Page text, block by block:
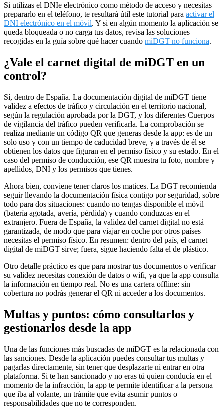
Si utilizas el DNIe electrónico como método de acceso y necesitas
prepararlo en el teléfono, te resultará útil este tutorial para activar el
DNI electrónico en el móvil. Y si en algún momento la aplicación se
queda bloqueada o no carga tus datos, revisa las soluciones
recogidas en la guía sobre qué hacer cuando miDGT no funciona.
¿Vale el carnet digital de miDGT en un
control?
Sí, dentro de España. La documentación digital de miDGT tiene
validez a efectos de tráfico y circulación en el territorio nacional,
según la regulación aprobada por la DGT, y los diferentes Cuerpos
de vigilancia del tráfico pueden verificarla. La comprobación se
realiza mediante un código QR que generas desde la app: es de un
solo uso y con un tiempo de caducidad breve, y a través de él se
obtienen los datos que figuran en el permiso físico y su estado. En el
caso del permiso de conducción, ese QR muestra tu foto, nombre y
apellidos, DNI y los permisos que tienes.
Ahora bien, conviene tener claros los matices. La DGT recomienda
seguir llevando la documentación física contigo por seguridad, sobre
todo para dos situaciones: cuando no tengas disponible el móvil
(batería agotada, avería, pérdida) y cuando conduzcas en el
extranjero. Fuera de España, la validez del carnet digital no está
garantizada, de modo que para viajar en coche por otros países
necesitas el permiso físico. En resumen: dentro del país, el carnet
digital de miDGT sirve; fuera, sigue haciendo falta el de plástico.
Otro detalle práctico es que para mostrar tus documentos o verificar
su validez necesitas conexión de datos o wifi, ya que la app consulta
la información en tiempo real. No es una cartera offline: sin
cobertura no podrás generar el QR ni acceder a los documentos.
Multas y puntos: cómo consultarlos y
gestionarlos desde la app
Una de las funciones más buscadas de miDGT es la relacionada con
las sanciones. Desde la aplicación puedes consultar tus multas y
pagarlas directamente, sin tener que desplazarte ni entrar en otra
plataforma. Si te han sancionado y no eras tú quien conducía en el
momento de la infracción, la app te permite identificar a la persona
que iba al volante, un trámite que evita asumir puntos o
responsabilidades que no te corresponden.